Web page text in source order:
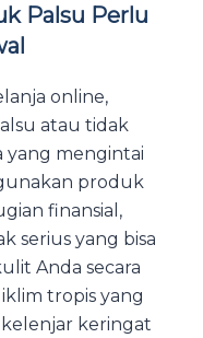
Palsu Perlu
online,
atau tidak
yang mengintai
produk
finansial,
serius yang bisa
Anda secara
tropis yang
keringat